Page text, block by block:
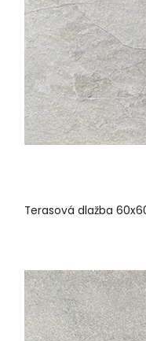
Terasová dlažba